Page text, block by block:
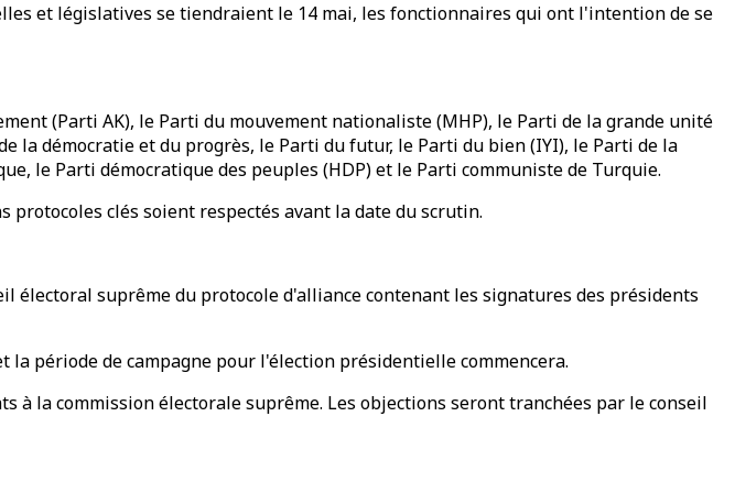
et législatives se tiendraient le 14 mai, les fonctionnaires qui ont l'intention de se
(Parti AK), le Parti du mouvement nationaliste (MHP), le Parti de la grande unité
la démocratie et du progrès, le Parti du futur, le Parti du bien (IYI), le Parti de la
le Parti démocratique des peuples (HDP) et le Parti communiste de Turquie.
protocoles clés soient respectés avant la date du scrutin.
électoral suprême du protocole d'alliance contenant les signatures des présidents
période de campagne pour l'élection présidentielle commencera.
la commission électorale suprême. Les objections seront tranchées par le conseil